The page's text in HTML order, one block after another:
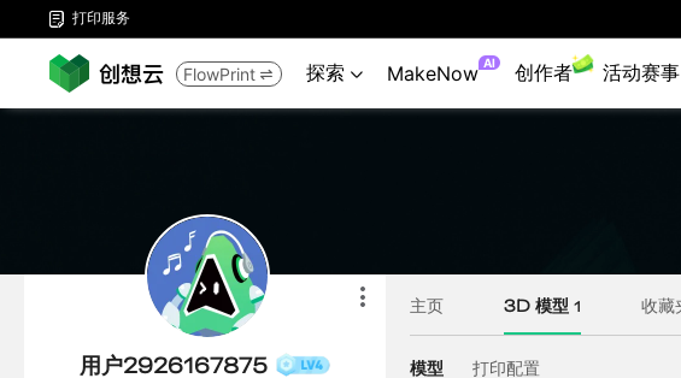
 打印服务
FlowPrint  探索  MakeNow AI 创作者 活动赛事